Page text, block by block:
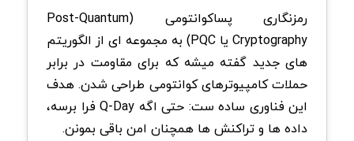
رمزنگاری پساکوانتومی (Post-Quantum
Cryptography یا PQC) به مجموعه ای از الگوریتم
های جدید گفته میشه که برای مقاومت در برابر
حملات کامپیوترهای کوانتومی طراحی شدن. هدف
این فناوری ساده ست: حتی اگه Q-Day فرا برسه،
داده ها و تراکنش ها همچنان امن باقی بمونن.